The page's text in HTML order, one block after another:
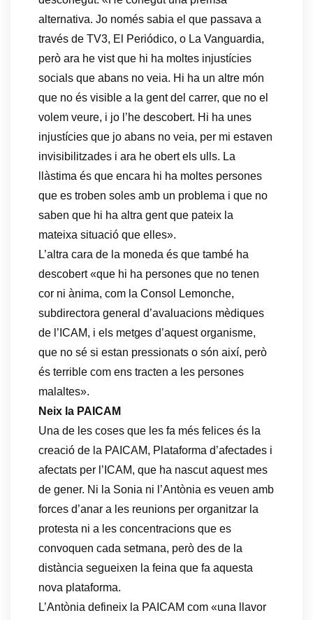
alternativa. Jo només sabia el que passava a
través de TV3, El Periódico, o La Vanguardia,
però ara he vist que hi ha moltes injustícies
socials que abans no veia. Hi ha un altre món
que no és visible a la gent del carrer, que no el
volem veure, i jo l’he descobert. Hi ha unes
injustícies que jo abans no veia, per mi estaven
invisibilitzades i ara he obert els ulls. La
llàstima és que encara hi ha moltes persones
que es troben soles amb un problema i que no
saben que hi ha altra gent que pateix la
mateixa situació que elles».
L’altra cara de la moneda és que també ha
descobert «que hi ha persones que no tenen
cor ni ànima, com la Consol Lemonche,
subdirectora general d’avaluacions mèdiques
de l’ICAM, i els metges d’aquest organisme,
que no sé si estan pressionats o són així, però
és terrible com ens tracten a les persones
malaltes».
Neix la PAICAM
Una de les coses que les fa més felices és la
creació de la PAICAM, Plataforma d’afectades i
afectats per l’ICAM, que ha nascut aquest mes
de gener. Ni la Sonia ni l’Antònia es veuen amb
forces d’anar a les reunions per organitzar la
protesta ni a les concentracions que es
convoquen cada setmana, però des de la
distància segueixen la feina que fa aquesta
nova plataforma.
L’Antònia defineix la PAICAM com «una llavor